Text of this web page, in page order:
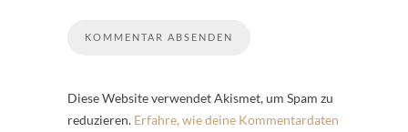
Diese Website verwendet Akismet, um Spam zu
reduzieren. Erfahre, wie deine Kommentardaten